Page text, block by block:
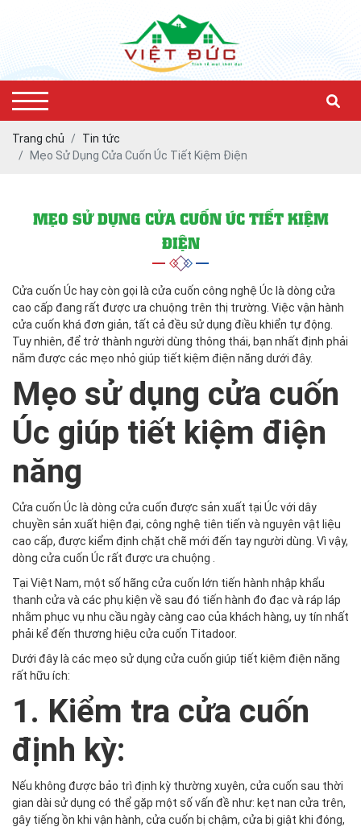
Trang chủ
Tin tức
Mẹo Sử Dụng Cửa Cuốn Úc Tiết Kiệm Điện
MẸO SỬ DỤNG CỬA CUỐN ÚC TIẾT KIỆM
ĐIỆN
Cửa cuốn Úc hay còn gọi là cửa cuốn công nghệ Úc là dòng cửa
cao cấp đang rất được ưa chuộng trên thị trường. Việc vận hành
cửa cuốn khá đơn giản, tất cả đều sử dụng điều khiển tự động.
Tuy nhiên, để trở thành người dùng thông thái, bạn nhất định phải
nắm được các mẹo nhỏ giúp tiết kiệm điện năng dưới đây.
Mẹo sử dụng cửa cuốn
Úc giúp tiết kiệm điện
năng
Cửa cuốn Úc là dòng cửa cuốn được sản xuất tại Úc với dây
chuyền sản xuất hiện đại, công nghệ tiên tiến và nguyên vật liệu
cao cấp, được kiểm định chặt chẽ mới đến tay người dùng. Vì vậy,
dòng cửa cuốn Úc rất được ưa chuộng .
Tại Việt Nam, một số hãng cửa cuốn lớn tiến hành nhập khẩu
thanh cửa và các phụ kiện về sau đó tiến hành đo đạc và ráp láp
nhằm phục vụ nhu cầu ngày càng cao của khách hàng, uy tín nhất
phải kể đến thương hiệu cửa cuốn Titadoor.
Dưới đây là các mẹo sử dụng cửa cuốn giúp tiết kiệm điện năng
rất hữu ích:
1. Kiểm tra cửa cuốn
định kỳ:
Nếu không được bảo trì định kỳ thường xuyên, cửa cuốn sau thời
gian dài sử dụng có thể gặp một số vấn đề như: kẹt nan cửa trên,
gây tiếng ồn khi vận hành, cửa cuốn bị chậm, cửa bị giật khi đóng,